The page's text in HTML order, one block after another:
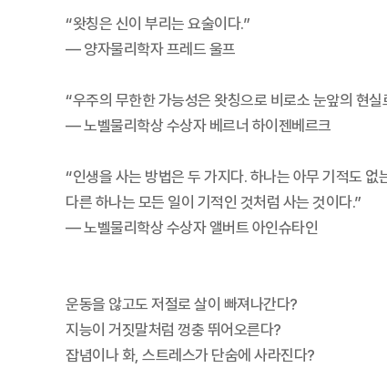
“왓칭은 신이 부리는 요술이다.”
― 양자물리학자 프레드 울프
“우주의 무한한 가능성은 왓칭으로 비로소 눈앞의 현실
― 노벨물리학상 수상자 베르너 하이젠베르크
“인생을 사는 방법은 두 가지다. 하나는 아무 기적도 없
다른 하나는 모든 일이 기적인 것처럼 사는 것이다.”
― 노벨물리학상 수상자 앨버트 아인슈타인
운동을 않고도 저절로 살이 빠져나간다?
지능이 거짓말처럼 껑충 뛰어오른다?
잡념이나 화, 스트레스가 단숨에 사라진다?